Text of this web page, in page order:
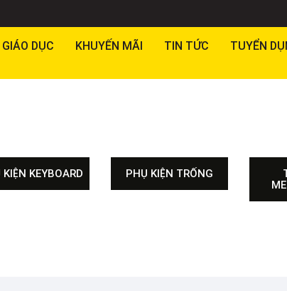
GIÁO DỤC KHUYẾN MÃI TIN TỨC TUYỂN
KIỆN KEYBOARD PHỤ KIỆN TRỐNG